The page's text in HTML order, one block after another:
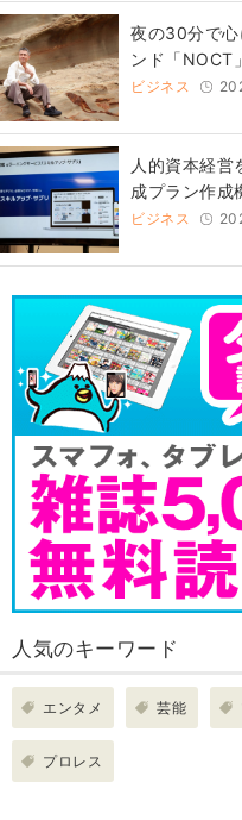
夜の30分で心
ンド「NOCT
ビジネス
人的資本経
成プラン作成
ビジネス
人気のキーワード
エンタメ 芸能
プロレス